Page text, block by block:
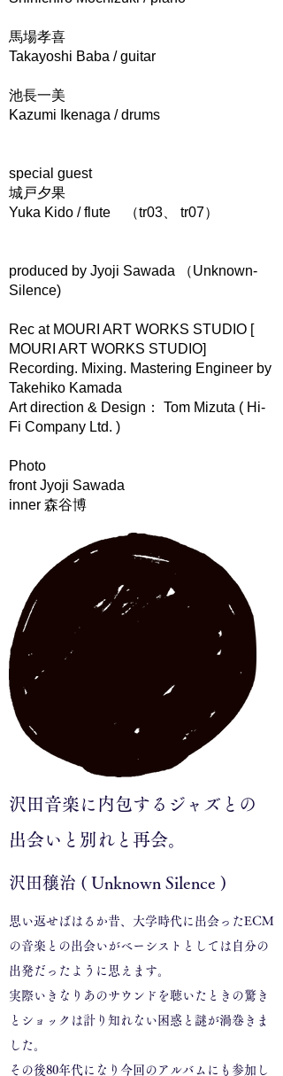
馬場孝喜
Takayoshi Baba / guitar
池長一美
Kazumi Ikenaga / drums
special guest
城戸夕果
Yuka Kido / flute （tr03、 tr07）
produced by Jyoji Sawada （Unknown-
Silence)
Rec at MOURI ART WORKS STUDIO [
MOURI ART WORKS STUDIO]
Recording. Mixing. Mastering Engineer by
Takehiko Kamada
Art direction & Design： Tom Mizuta ( Hi-
Fi Company Ltd. )
Photo
front Jyoji Sawada
inner 森谷博
沢田音楽に内包するジャズとの
出会いと別れと再会。
沢田穣治 ( Unknown Silence )
思い返せばはるか昔、大学時代に出会ったECM
の音楽との出会いがベーシストとしては自分の
出発だったように思えます。
実際いきなりあのサウンドを聴いたときの驚き
とショックは計り知れない困惑と謎が渦巻きま
した。
その後80年代になり今回のアルバムにも参加し